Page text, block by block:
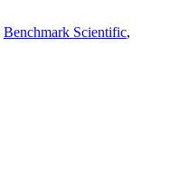
Benchmark Scientific,